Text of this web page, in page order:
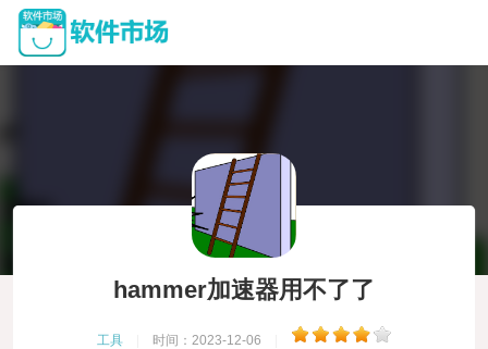
hammer加速器用不了了
工具 时间：2023-12-06